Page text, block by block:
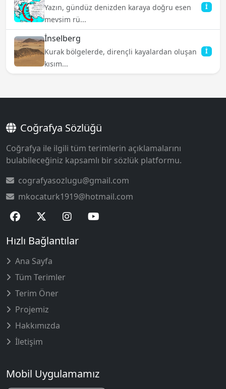
Yazın, gündüz denizden karaya doğru esen
mevsim rü...
İ
İnselberg
Kurak bölgelerde, dirençli kayalardan oluşan
kısım...
İ
Coğrafya Sözlüğü
Coğrafya ile ilgili tüm terimlerin açıklamalarını
bulabileceğiniz kapsamlı bir sözlük platformu.
cografyasozlugu@gmail.com
mkocaturk1919@hotmail.com
Hızlı Bağlantılar
Ana Sayfa
Tüm Terimler
Terim Öner
Projemiz
Hakkımızda
İletişim
Mobil Uygulamamız